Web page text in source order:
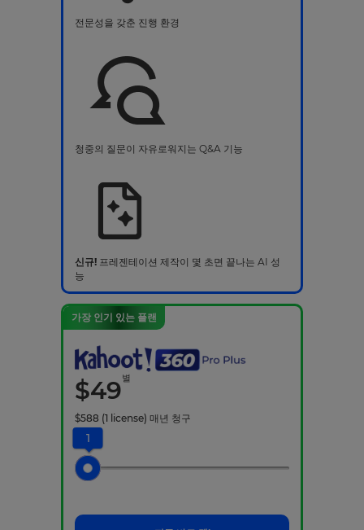
전문성을 갖춘 진행 환경
청중의 질문이 자유로워지는 Q&A 기능
신규! 프레젠테이션 제작이 몇 초면 끝나는 AI 성
능
가장 인기 있는 플랜
$49별
$588 (1 license) 매년 청구
1